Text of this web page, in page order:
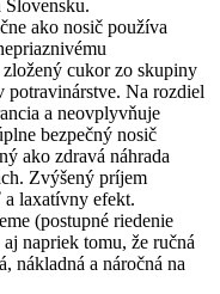
Slovensku.
ako nosič používa
cukor zo skupiny
potravinárstve. Na rozdiel
a neovplyvňuje
bezpečný nosič
ako zdravá náhrada
Zvýšený príjem
laxatívny efekt.
(postupné riedenie
napriek tomu, že ručná
nákladná a náročná na